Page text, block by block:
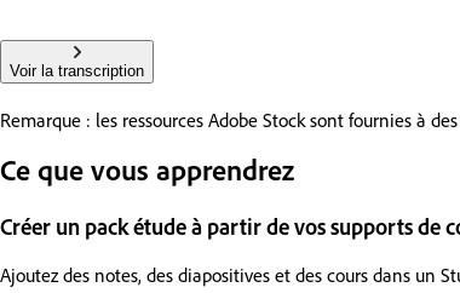
Voir la transcription
Remarque : les ressources Adobe Stock sont fournies à
Ce que vous apprendrez
Créer un pack étude à partir de vos supports de
Ajoutez des notes, des diapositives et des cours dans un